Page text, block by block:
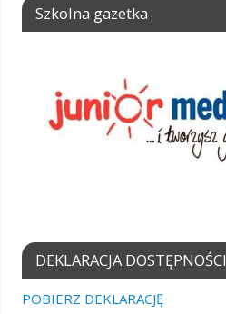
Szkolna gazetka
DEKLARACJA DOSTĘPNOŚCI
POBIERZ DEKLARACJĘ